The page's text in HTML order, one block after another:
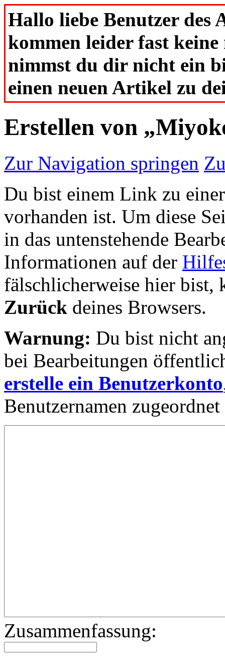
Hallo liebe Benutzer
kommen leider fast
nimmst du dir nicht ein
einen neuen Artikel zu
Erstellen von
Zur Navigation springen
Du bist einem Link zu
vorhanden ist. Um diese
in das untenstehende
Informationen auf der
fälschlicherweise hier bist,
Zurück deines Browsers.
Warnung: Du bist nicht
bei Bearbeitungen
erstelle ein Benutzerkonto
Benutzernamen
Zusammenfassung: